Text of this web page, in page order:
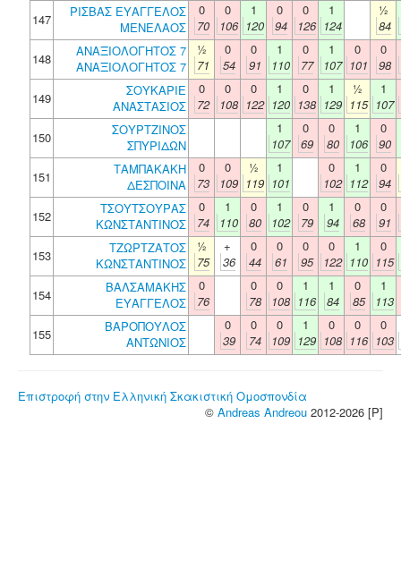
147
ΡΙΣΒΑΣ ΕΥΑΓΓΕΛΟΣ
ΜΕΝΕΛΑΟΣ
0
70
0
106
1
120
0
94
0
126
1
124
½
84
148
ΑΝΑΞΙΟΛΟΓΗΤΟΣ 7
ΑΝΑΞΙΟΛΟΓΗΤΟΣ 7
½
71
0
54
0
91
1
110
0
77
1
107
0
101
0
98
149
ΣΟΥΚΑΡΙΕ
ΑΝΑΣΤΑΣΙΟΣ
0
72
0
108
0
122
1
120
0
138
1
129
½
115
1
107
150
ΣΟΥΡΤΖΙΝΟΣ
ΣΠΥΡΙΔΩΝ
1
107
0
69
0
80
1
106
0
90
151
ΤΑΜΠΑΚΑΚΗ
ΔΕΣΠΟΙΝΑ
0
73
0
109
½
119
1
101
0
102
1
112
0
94
152
ΤΣΟΥΤΣΟΥΡΑΣ
ΚΩΝΣΤΑΝΤΙΝΟΣ
0
74
1
110
0
80
1
102
0
79
1
94
0
68
0
91
153
ΤΖΩΡΤΖΑΤΟΣ
ΚΩΝΣΤΑΝΤΙΝΟΣ
½
75
+
36
0
44
0
61
0
95
0
122
1
110
0
115
154
ΒΑΛΣΑΜΑΚΗΣ
ΕΥΑΓΓΕΛΟΣ
0
76
0
78
0
108
1
116
1
84
0
85
1
113
155
ΒΑΡΟΠΟΥΛΟΣ
ΑΝΤΩΝΙΟΣ
0
39
0
74
0
109
1
129
0
108
0
116
0
103
Επιστροφή στην Ελληνική Σκακιστική Ομοσπονδία
© Andreas Andreou 2012-2026 [P]